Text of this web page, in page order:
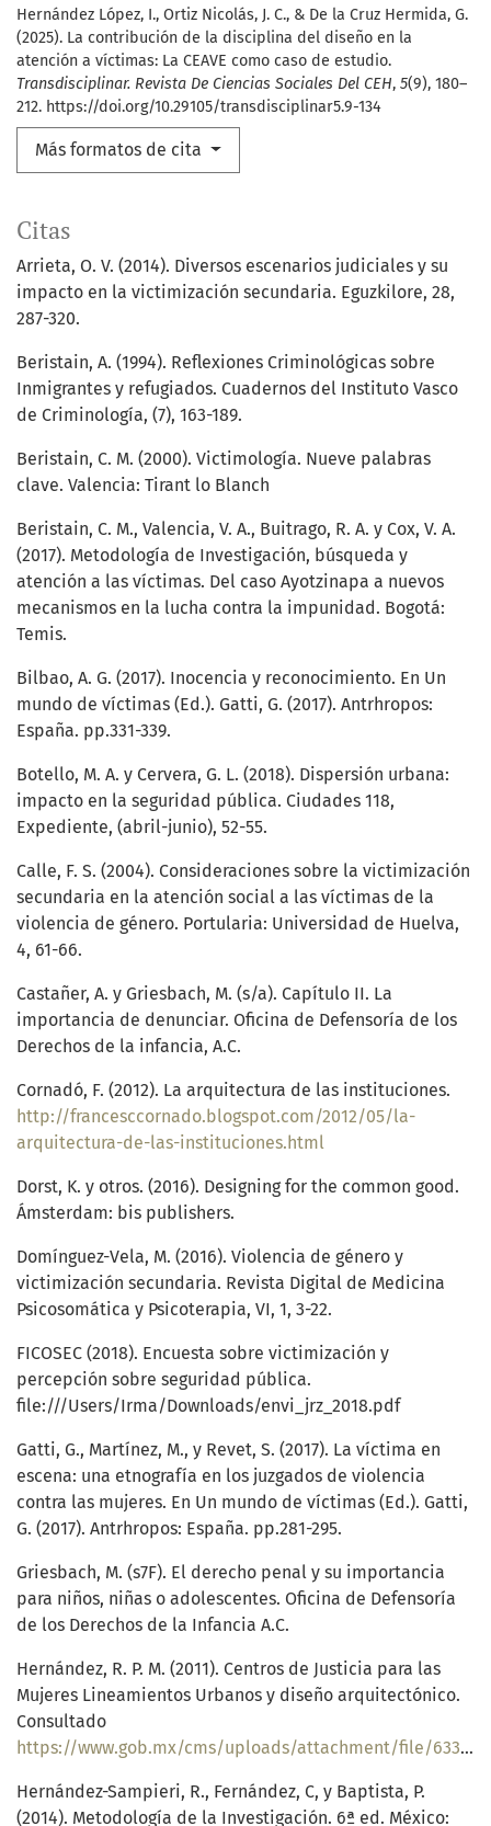
Hernández López, I., Ortiz Nicolás, J. C., & De la Cruz Hermida, G.
(2025). La contribución de la disciplina del diseño en la
atención a víctimas: La CEAVE como caso de estudio.
Transdisciplinar. Revista De Ciencias Sociales Del CEH, 5(9), 180–
212. https://doi.org/10.29105/transdisciplinar5.9-134
Más formatos de cita
Citas
Arrieta, O. V. (2014). Diversos escenarios judiciales y su
impacto en la victimización secundaria. Eguzkilore, 28,
287-320.
Beristain, A. (1994). Reflexiones Criminológicas sobre
Inmigrantes y refugiados. Cuadernos del Instituto Vasco
de Criminología, (7), 163-189.
Beristain, C. M. (2000). Victimología. Nueve palabras
clave. Valencia: Tirant lo Blanch
Beristain, C. M., Valencia, V. A., Buitrago, R. A. y Cox, V. A.
(2017). Metodología de Investigación, búsqueda y
atención a las víctimas. Del caso Ayotzinapa a nuevos
mecanismos en la lucha contra la impunidad. Bogotá:
Temis.
Bilbao, A. G. (2017). Inocencia y reconocimiento. En Un
mundo de víctimas (Ed.). Gatti, G. (2017). Antrhropos:
España. pp.331-339.
Botello, M. A. y Cervera, G. L. (2018). Dispersión urbana:
impacto en la seguridad pública. Ciudades 118,
Expediente, (abril-junio), 52-55.
Calle, F. S. (2004). Consideraciones sobre la victimización
secundaria en la atención social a las víctimas de la
violencia de género. Portularia: Universidad de Huelva,
4, 61-66.
Castañer, A. y Griesbach, M. (s/a). Capítulo II. La
importancia de denunciar. Oficina de Defensoría de los
Derechos de la infancia, A.C.
Cornadó, F. (2012). La arquitectura de las instituciones.
http://francesccornado.blogspot.com/2012/05/la-
arquitectura-de-las-instituciones.html
Dorst, K. y otros. (2016). Designing for the common good.
Ámsterdam: bis publishers.
Domínguez-Vela, M. (2016). Violencia de género y
victimización secundaria. Revista Digital de Medicina
Psicosomática y Psicoterapia, VI, 1, 3-22.
FICOSEC (2018). Encuesta sobre victimización y
percepción sobre seguridad pública.
file:///Users/Irma/Downloads/envi_jrz_2018.pdf
Gatti, G., Martínez, M., y Revet, S. (2017). La víctima en
escena: una etnografía en los juzgados de violencia
contra las mujeres. En Un mundo de víctimas (Ed.). Gatti,
G. (2017). Antrhropos: España. pp.281-295.
Griesbach, M. (s7F). El derecho penal y su importancia
para niños, niñas o adolescentes. Oficina de Defensoría
de los Derechos de la Infancia A.C.
Hernández, R. P. M. (2011). Centros de Justicia para las
Mujeres Lineamientos Urbanos y diseño arquitectónico.
Consultado
https://www.gob.mx/cms/uploads/attachment/file/63354/cjmlineamientos.pdf
Hernández-Sampieri, R., Fernández, C, y Baptista, P.
(2014). Metodología de la Investigación. 6ª ed. México: